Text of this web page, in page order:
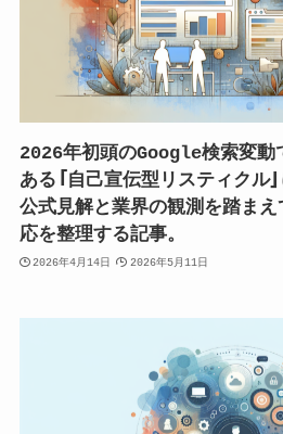
2026年初頭のGoogle検索変動
ある「自己宣伝型リスティクル
公式見解と業界の観測を踏ま
応を整理する記事。
2026年4月14日 2026年5月11日